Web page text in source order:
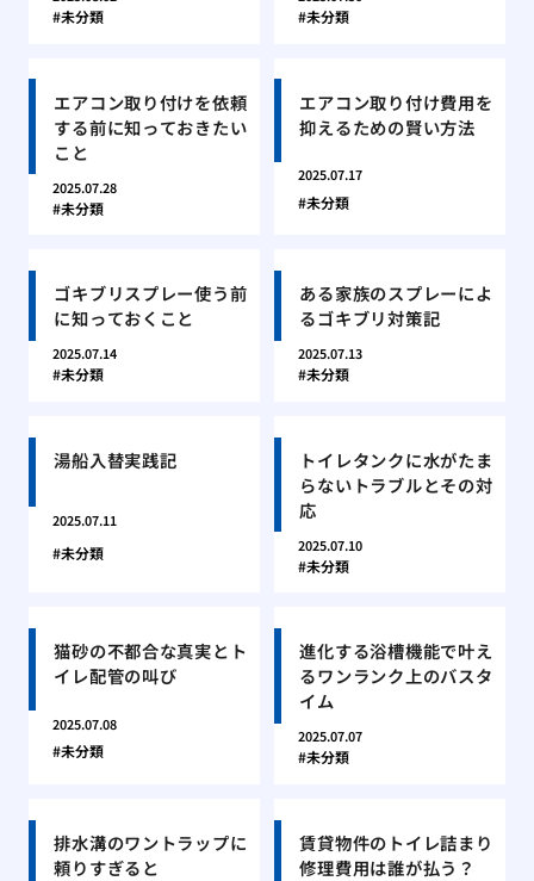
未分類 未分類
エアコン取り付けを依頼
する前に知っておきたい
こと
2025.07.28
未分類
エアコン取り付け費用を
抑えるための賢い方法
2025.07.17
未分類
ゴキブリスプレー使う前
に知っておくこと
2025.07.14
未分類
ある家族のスプレーによ
るゴキブリ対策記
2025.07.13
未分類
湯船入替実践記
2025.07.11
未分類
トイレタンクに水がたま
らないトラブルとその対
応
2025.07.10
未分類
猫砂の不都合な真実とト
イレ配管の叫び
2025.07.08
未分類
進化する浴槽機能で叶え
るワンランク上のバスタ
イム
2025.07.07
未分類
排水溝のワントラップに
頼りすぎると
賃貸物件のトイレ詰まり
修理費用は誰が払う？